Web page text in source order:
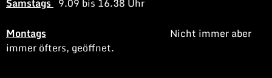
Samstags 9.09 bis 16.38 Uhr
Montags
Nicht immer aber
immer öfters, geöffnet.